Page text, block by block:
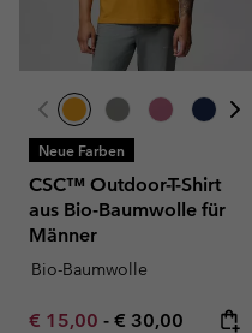
Neue Farben
CSC™ Outdoor-T-Shirt
aus Bio-Baumwolle für
Männer
Bio-Baumwolle
Minimum sale price:
€ 15,00 - Maximum price:
€ 30,00